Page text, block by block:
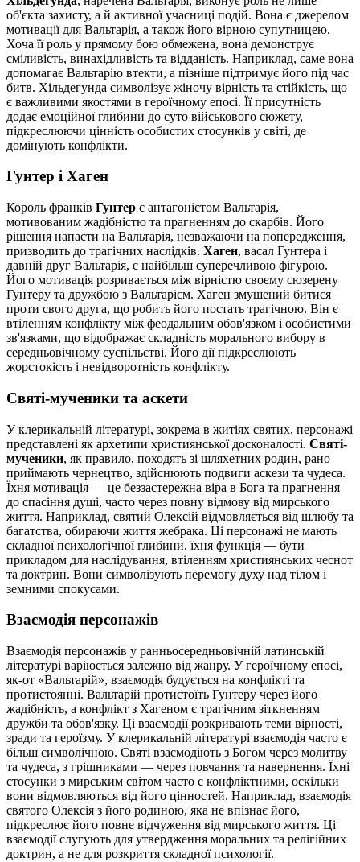
об'єкта захисту, а й активної учасниці подій. Вона є джерелом
мотивації для Вальтарія, а також його вірною супутницею.
Хоча її роль у прямому бою обмежена, вона демонструє
сміливість, винахідливість та відданість. Наприклад, саме вона
допомагає Вальтарію втекти, а пізніше підтримує його під час
битв. Хільдегунда символізує жіночу вірність та стійкість, що
є важливими якостями в героїчному епосі. Її присутність
додає емоційної глибини до суто військового сюжету,
підкреслюючи цінність особистих стосунків у світі, де
домінують конфлікти.
Гунтер і Хаген
Король франків Гунтер є антагоністом Вальтарія,
мотивованим жадібністю та прагненням до скарбів. Його
рішення напасти на Вальтарія, незважаючи на попередження,
призводить до трагічних наслідків. Хаген, васал Гунтера і
давній друг Вальтарія, є найбільш суперечливою фігурою.
Його мотивація розривається між вірністю своєму сюзерену
Гунтеру та дружбою з Вальтарієм. Хаген змушений битися
проти свого друга, що робить його постать трагічною. Він є
втіленням конфлікту між феодальним обов'язком і особистими
зв'язками, що відображає складність морального вибору в
середньовічному суспільстві. Його дії підкреслюють
жорстокість і невідворотність конфлікту.
Святі-мученики та аскети
У клерикальній літературі, зокрема в житіях святих, персонажі
представлені як архетипи християнської досконалості. Святі-
мученики, як правило, походять зі шляхетних родин, рано
приймають чернецтво, здійснюють подвиги аскези та чудеса.
Їхня мотивація — це беззастережна віра в Бога та прагнення
до спасіння душі, часто через повну відмову від мирського
життя. Наприклад, святий Олексій відмовляється від шлюбу та
багатства, обираючи життя жебрака. Ці персонажі не мають
складної психологічної глибини, їхня функція — бути
прикладом для наслідування, втіленням християнських чеснот
та доктрин. Вони символізують перемогу духу над тілом і
земними спокусами.
Взаємодія персонажів
Взаємодія персонажів у ранньосередньовічній латинській
літературі варіюється залежно від жанру. У героїчному епосі,
як-от «Вальтарій», взаємодія будується на конфлікті та
протистоянні. Вальтарій протистоїть Гунтеру через його
жадібність, а конфлікт з Хагеном є трагічним зіткненням
дружби та обов'язку. Ці взаємодії розкривають теми вірності,
зради та героїзму. У клерикальній літературі взаємодія часто є
більш символічною. Святі взаємодіють з Богом через молитву
та чудеса, з грішниками — через повчання та навернення. Їхні
стосунки з мирським світом часто є конфліктними, оскільки
вони відмовляються від його цінностей. Наприклад, взаємодія
святого Олексія з його родиною, яка не впізнає його,
підкреслює його повне відчуження від мирського життя. Ці
взаємодії слугують для утвердження моральних та релігійних
доктрин, а не для розкриття складної психології.